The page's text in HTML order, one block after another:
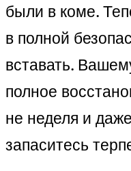
были в коме.
в полной
вставать.
полное
не неделя и
запаситесь